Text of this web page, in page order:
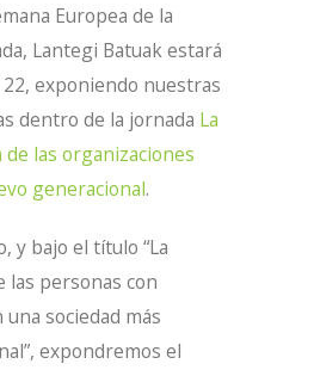
Europea de la
Lantegi Batuak estará
exponiendo nuestras
dentro de la jornada La
las organizaciones
generacional.
y bajo el título “La
las personas con
una sociedad más
expondremos el